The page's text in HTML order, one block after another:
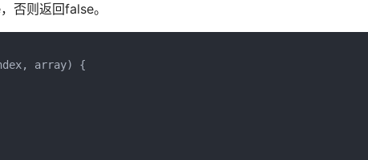
否则返回false。
array) {